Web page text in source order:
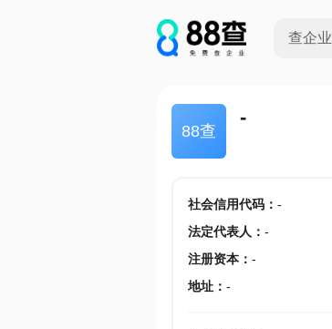
查企业
88查
-
社会信用代码： -
法定代表人 ： -
注册资本： -
地址： -